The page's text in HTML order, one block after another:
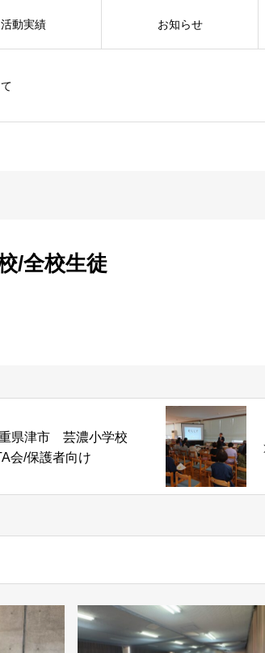
活動実績 お知らせ
/全校生徒
県津市 芸濃小学校
会/保護者向け